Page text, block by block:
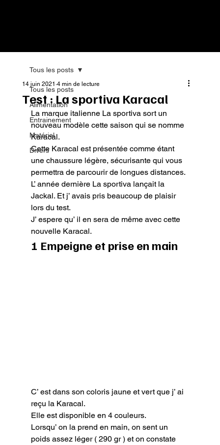
Tous les posts
Alimentation
Entrainement
Matériel
Divers
Tous les posts
Test : La sportiva Karacal
14 juin 2021 4 min de lecture
La marque italienne La sportiva sort un
nouveau modèle cette saison qui se nomme
Karacal.
Cette Karacal est présentée comme étant
une chaussure légère, sécurisante qui vous
permettra de parcourir de longues distances.
L’ année dernière La sportiva lançait la
Jackal. Et j’ avais pris beaucoup de plaisir
lors du test.
J’ espere qu’ il en sera de même avec cette
nouvelle Karacal.
1 Empeigne et prise en main
C’ est dans son coloris jaune et vert que j’ ai
reçu la Karacal.
Elle est disponible en 4 couleurs.
Lorsqu’ on la prend en main, on sent un
poids assez léger ( 290 gr ) et on constate